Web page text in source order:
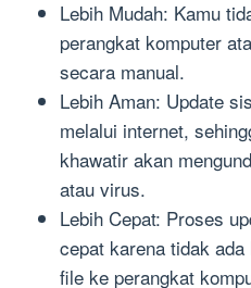
Lebih Mudah: Kamu
perangkat komputer
secara manual.
Lebih Aman: Update
melalui internet,
khawatir akan
atau virus.
Lebih Cepat: Proses
cepat karena tidak
file ke perangkat